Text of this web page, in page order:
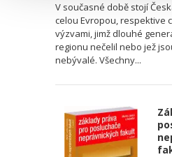
V současné době stojí
celou Evropou, respektive
výzvami, jimž dlouhé
regionu nečelil nebo jež
nebývalé. Všechny...